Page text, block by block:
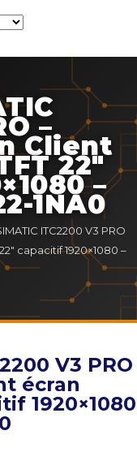
–
Client
22″
–
1NA0
ITC2200 V3 PRO
capacitif 1920×1080 –
V3 PRO
écran
1920×1080